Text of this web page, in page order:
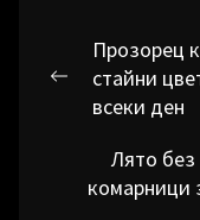
Previous
Прозорец
стайни
всеки ден
Лято
комарници